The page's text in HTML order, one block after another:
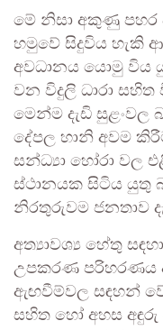
මේ නිසා අකුණු පහර
හමුවේ සිදුවිය හැකි
අවධානය යොමු විය
වන විදුලි ධාරා
මෙන්ම දැඩි සුළංවල
දේපල හානි අවම
සන්ධ්‍යා හෝරා වල
ස්ථානයක සිටිය යුතු
නිරතුරුවම ජනතාව
අත්‍යාවශ්‍ය හේතු
උපකරණ පරිහරණය
ඇඟවීම්වල සඳහන්
සහිත හෝ අහස අඳුරු